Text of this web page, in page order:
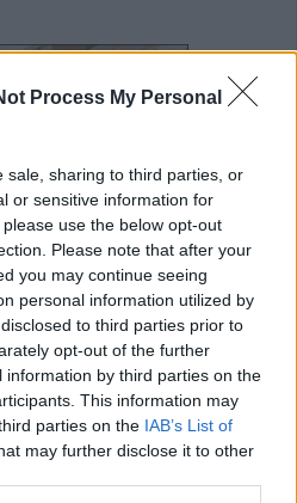
Process My Personal
sale, sharing to third parties, or
or sensitive information for
use the below opt-out
Please note that after your
you may continue seeing
personal information utilized by
to third parties prior to
opt-out of the further
by third parties on the
This information may
parties on the IAB’s List of
may further disclose it to other
ευρώ στην Google
Επιτροπή
σήμερα ότι επιβάλλει